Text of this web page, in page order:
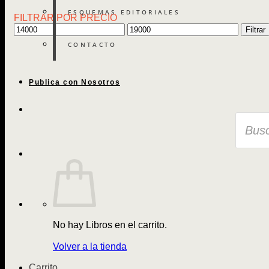
ESQUEMAS EDITORIALES
CONTACTO
Publica con Nosotros
Libros
No hay Libros en el carrito.
Volver a la tienda
FILTRAR POR PRECIO
Precio
mínimo
Precio
máximo
Filtrar